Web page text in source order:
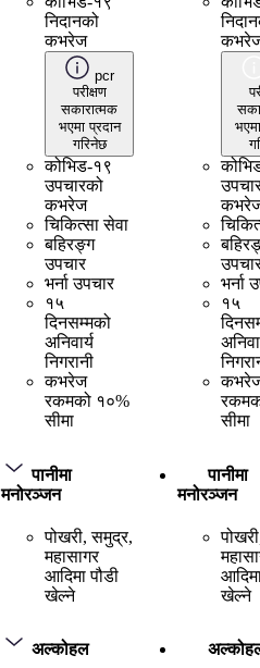
निदानको
कभरेज
pcr
परीक्षण
सकारात्मक
भएमा प्रदान
गरिनेछ
कोभिड-१९
उपचारको
कभरेज
चिकित्सा सेवा
बहिरङ्ग
उपचार
भर्ना उपचार
१५
दिनसम्मको
अनिवार्य
निगरानी
कभरेज
रकमको १०%
सीमा
पानीमा
मनोरञ्जन
पोखरी, समुद्र,
महासागर
आदिमा पौडी
खेल्ने
अल्कोहल
भर्ना
१५
सीमा
पानीमा
मनोरञ्जन
खेल्ने